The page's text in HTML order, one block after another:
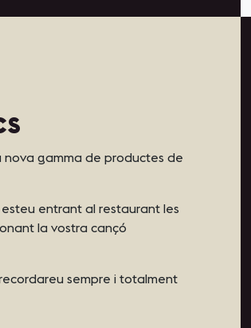
nova gamma de productes de
esteu entrant al restaurant les
la vostra cançó
sempre i totalment